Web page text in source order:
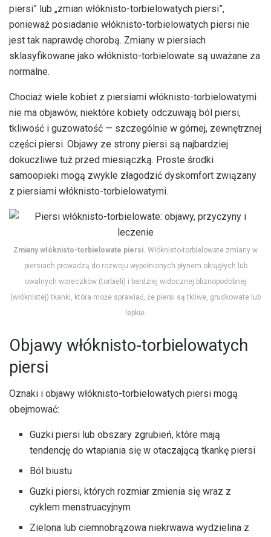
piersi” lub „zmian włóknisto-torbielowatych piersi”,
ponieważ posiadanie włóknisto-torbielowatych piersi nie
jest tak naprawdę chorobą. Zmiany w piersiach
sklasyfikowane jako włóknisto-torbielowate są uważane za
normalne.
Chociaż wiele kobiet z piersiami włóknisto-torbielowatymi
nie ma objawów, niektóre kobiety odczuwają ból piersi,
tkliwość i guzowatość — szczególnie w górnej, zewnętrznej
części piersi. Objawy ze strony piersi są najbardziej
dokuczliwe tuż przed miesiączką. Proste środki
samoopieki mogą zwykle złagodzić dyskomfort związany
z piersiami włóknisto-torbielowatymi.
Zmiany włóknisto-torbielowate piersi. Włóknisto-torbielowate zmiany w
piersiach prowadzą do rozwoju wypełnionych płynem okrągłych lub
owalnych woreczków (torbieli) i bardziej widocznej bliznopodobnej
(włóknistej) tkanki, która może sprawiać, że piersi są tkliwe, grudkowate lub
lepkie.
Objawy włóknisto-torbielowatych
piersi
Oznaki i objawy włóknisto-torbielowatych piersi mogą
obejmować:
Guzki piersi lub obszary zgrubień, które mają
tendencję do wtapiania się w otaczającą tkankę piersi
Ból biustu
Guzki piersi, których rozmiar zmienia się wraz z
cyklem menstruacyjnym
Zielona lub ciemnobrązowa niekrwawa wydzielina z